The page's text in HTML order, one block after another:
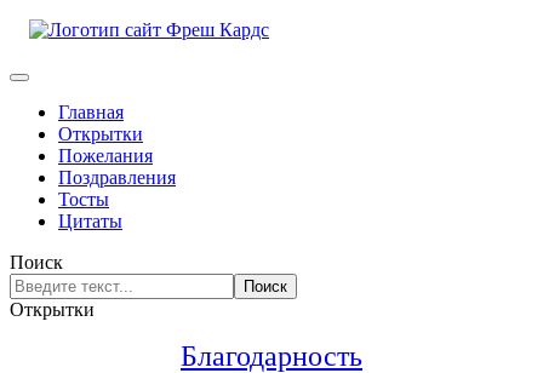
Главная
Открытки
Пожелания
Поздравления
Тосты
Цитаты
Поиск
Поиск
Открытки
Благодарность